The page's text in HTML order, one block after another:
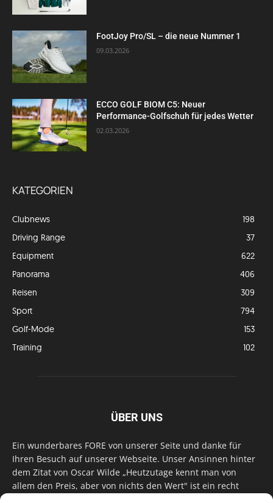
FootJoy Pro/SL – die neue Nummer 1
09.03.2026
ECCO GOLF BIOM C5: Neuer
Performance-Golfschuh für jedes Wetter
02.03.2026
KATEGORIEN
Clubnews
198
Driving Range
37
Equipment
622
Panorama
406
Reisen
309
Sport
794
Golf-Mode
153
Training
102
ÜBER UNS
Ein wunderbares FORE von unserer Seite und danke für
Ihren Besuch auf unserer Webseite. Unser Ansinnen hinter
dem Zitat von Oscar Wilde „Heutzutage kennt man von
allem den Preis, aber von nichts den Wert" ist ein recht